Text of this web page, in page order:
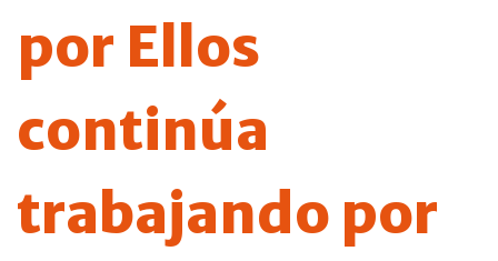
por Ellos
continúa
trabajando por